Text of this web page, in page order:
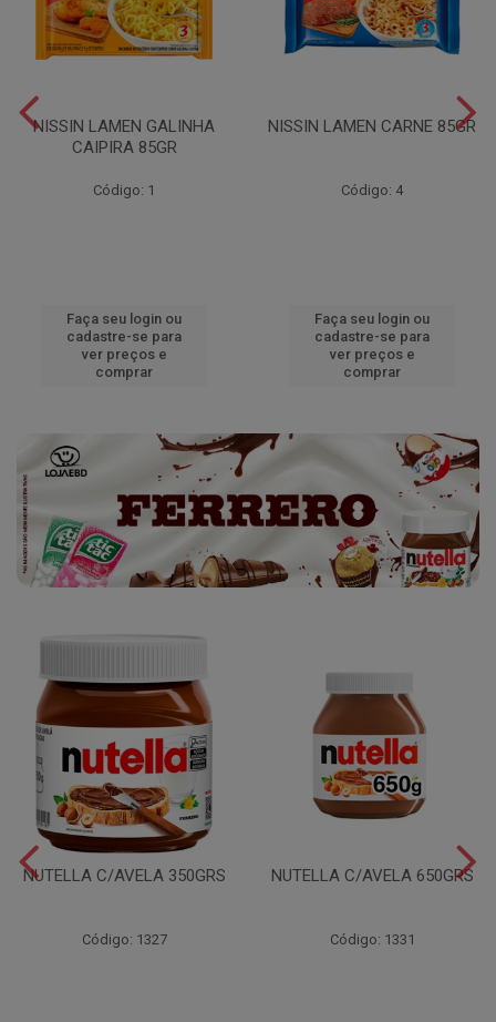
NISSIN LAMEN GALINHA
CAIPIRA 85GR
Código: 1
Faça seu login ou
cadastre-se para
ver preços e
comprar
NISSIN LAMEN CARNE 85GR
Código: 4
Faça seu login ou
cadastre-se para
ver preços e
comprar
NUTELLA C/AVELA 350GRS
Código: 1327
NUTELLA C/AVELA 650GRS
Código: 1331